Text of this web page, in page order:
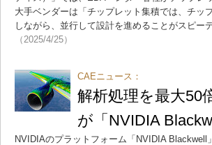
大手ベンダーは「チップレット集積では、チッ
しながら、並行して設計を進めることがスピー
（2025/4/25）
CAEニュース：
解析処理を最大
が「NVIDIA
NVIDIAのプラットフォーム「NVIDIA